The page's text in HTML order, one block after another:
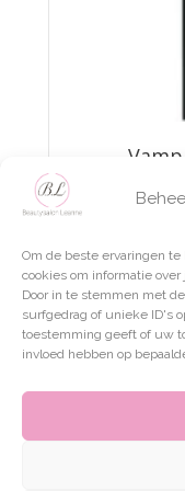
Om de beste ervaringen
cookies om informatie
Door in te stemmen met
surfgedrag of unieke ID's
toestemming geeft of uw
invloed hebben op